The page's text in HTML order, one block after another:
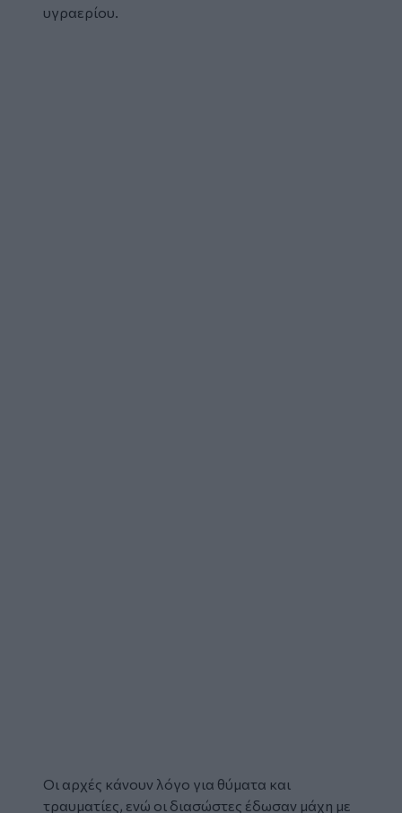
υγραερίου.
Οι αρχές κάνουν λόγο για θύματα και
τραυματίες, ενώ οι διασώστες έδωσαν μάχη με